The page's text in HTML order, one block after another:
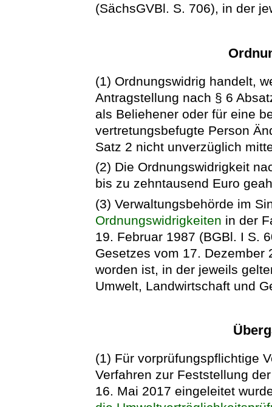
(SächsGVBl. S. 706), in der
(1) Ordnungswidrig handelt,
Antragstellung nach § 6
als Beliehener oder für eine
vertretungsbefugte Person
Satz 2 nicht unverzüglich
(2) Die Ordnungswidrigkeit
bis zu zehntausend Euro
(3) Verwaltungsbehörde im
Ordnungswidrigkeiten in der
19. Februar 1987 (BGBl. I S.
Gesetzes vom 17. Dezember
worden ist, in der jeweils
Umwelt, Landwirtschaft und
(1) Für vorprüfungspflichtige
Verfahren zur Feststellung
16. Mai 2017 eingeleitet